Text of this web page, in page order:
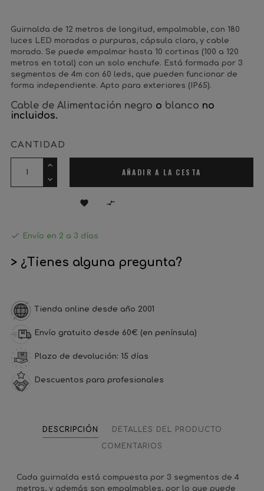
Guirnalda de 12 metros de longitud, empalmable, con 180
luces LED moradas o purpuras, cápsula clara, y cable
morado. Se puede empalmar hasta 10 cortinas (100 a 120
metros en total) con un solo enchufe. Está formada por 3
segmentos de 4m con 60 leds, que pueden funcionar de
forma independiente. Apto para exteriores (IP65).
Cable de Alimentación negro o blanco no
incluidos.
CANTIDAD
AÑADIR A LA CESTA
 
 Envío en 2 a 3 días
> ¿Tienes alguna pregunta?
Tienda online desde año 2001
Envío gratuito desde 60€ (en península)
Plazo de devolución: 15 días
Descuentos para profesionales
DESCRIPCIÓN
DETALLES DEL PRODUCTO
COMENTARIOS
Cada guirnalda está compuesta por 3 segmentos de 4
metros, y además son empalmables, por lo que puede